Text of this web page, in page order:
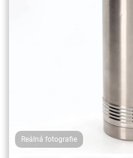
Reálná fotografie